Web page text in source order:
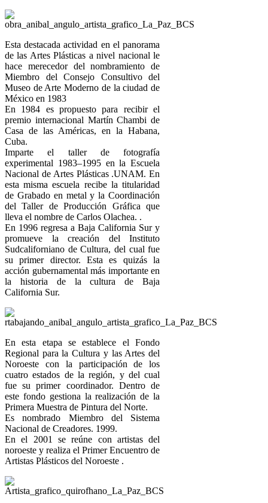
Esta destacada actividad en el panorama
de las Artes Plásticas a nivel nacional le
hace merecedor del nombramiento de
Miembro del Consejo Consultivo del
Museo de Arte Moderno de la ciudad de
México en 1983
En 1984 es propuesto para recibir el
premio internacional Martín Chambi de
Casa de las Américas, en la Habana,
Cuba.
Imparte el taller de fotografía
experimental 1983–1995 en la Escuela
Nacional de Artes Plásticas .UNAM. En
esta misma escuela recibe la titularidad
de Grabado en metal y la Coordinación
del Taller de Producción Gráfica que
lleva el nombre de Carlos Olachea. .
En 1996 regresa a Baja California Sur y
promueve la creación del Instituto
Sudcaliforniano de Cultura, del cual fue
su primer director. Esta es quizás la
acción gubernamental más importante en
la historia de la cultura de Baja
California Sur.
En esta etapa se establece el Fondo
Regional para la Cultura y las Artes del
Noroeste con la participación de los
cuatro estados de la región, y del cual
fue su primer coordinador. Dentro de
este fondo gestiona la realización de la
Primera Muestra de Pintura del Norte.
Es nombrado Miembro del Sistema
Nacional de Creadores. 1999.
En el 2001 se reúne con artistas del
noroeste y realiza el Primer Encuentro de
Artistas Plásticos del Noroeste .